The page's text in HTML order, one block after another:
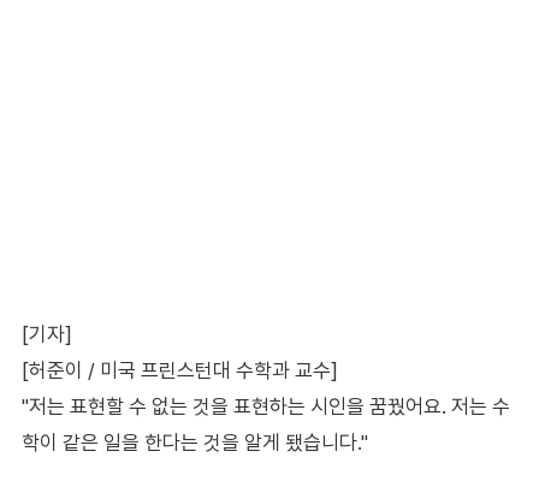
[기자]
[허준이 / 미국 프린스턴대 수학과 교수]
"저는 표현할 수 없는 것을 표현하는 시인을 꿈꿨어요. 저는 수
학이 같은 일을 한다는 것을 알게 됐습니다."